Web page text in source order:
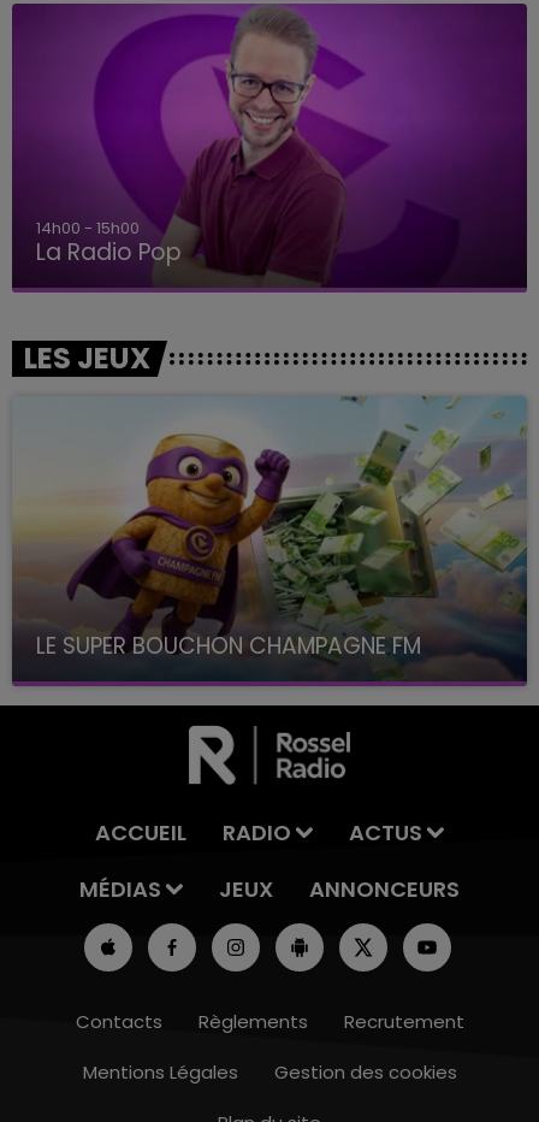
15h00 - 19h00
Le Club Champagne FM
LES JEUX
LE SUPER BOUCHON CHAMPAGNE FM
avec La Famille Champagne FM, à 8H10
ACCUEIL RADIO
ACTUS
MÉDIAS
JEUX ANNONCEURS
Contacts Règlements
Recrutement
Mentions Légales
Gestion des cookies